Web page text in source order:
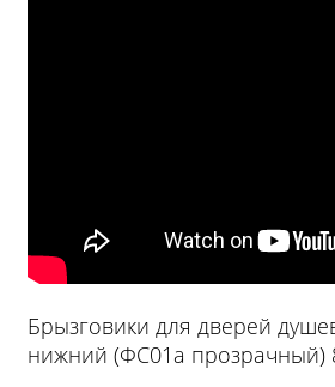
Брызговики для дверей
нижний (ФС01а прозрачный)